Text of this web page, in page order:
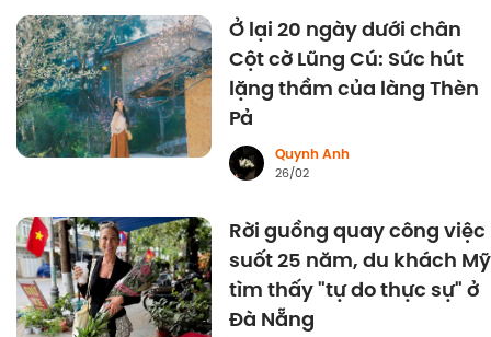
Ở lại 20 ngày dưới chân
Cột cờ Lũng Cú: Sức hút
lặng thầm của làng Thèn
Pả
Quynh Anh
26/02
Rời guồng quay công việc
suốt 25 năm, du khách Mỹ
tìm thấy "tự do thực sự" ở
Đà Nẵng